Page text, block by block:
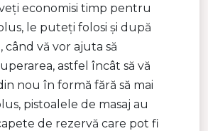
economisi timp pentru
le puteți folosi și după
vă vor ajuta să
astfel încât să vă
nou în formă fără să mai
pistoalele de masaj au
de rezervă care pot fi